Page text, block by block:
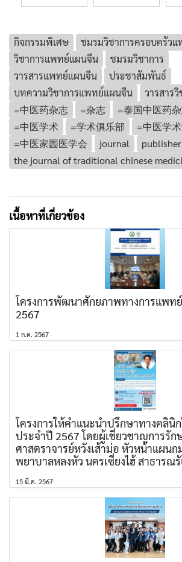
กิจกรรมพิเศษ
ชมรมวิชาการครอบครัว
วิชาการแพทย์แผนจีน
ชมรมวิชาการ
วารสารแพทย์แผนจีน
ประชาสัมพันธ์
บทความวิชาการแพทย์แผนจีน
วารสารวิ
=中医药杂志
=杂志 =泰国中医药
=中医学术
=学术俱乐部
=中医学
=中医家园医学会
journal
publisher
the journal of traditional chinese
เนื้อหาที่เกี่ยวข้อง
โครงการพัฒนาศักยภาพทางการแพท
2567
1 ก.ค. 2567
โครงการให้คำแนะนำปรึกษาทางคลินิ
ประจำปี 2567 โดยผู้เชี่ยวชาญการรัก
ศาสตราจารย์หวังเส้าม่อ หัวหน้าแผนกม
พยาบาลหลงหัว นครเซี่ยงไฮ้ สาธารณ
15 มี.ค. 2567